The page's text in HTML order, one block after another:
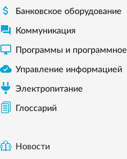
 Банковское оборудование
 Коммуникация
 Программы и
 Управление информацией
Электропитание
Глоссарий
Новости